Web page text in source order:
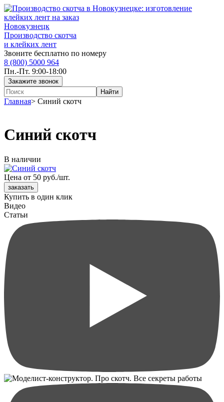
Новокузнецк
Производство скотча
и клейких лент
Звоните бесплатно по номеру
8 (800) 5000 964
Пн.-Пт. 9:00-18:00
Главная> Синий скотч
Синий скотч
В наличии
Цена от 50 руб./шт.
Купить в один клик
Видео
Статьи